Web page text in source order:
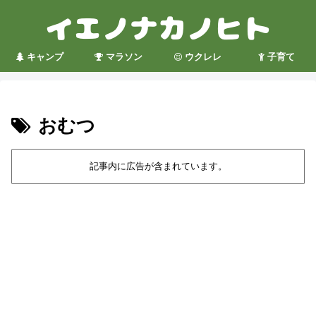
キャンプ マラソン ウクレレ 子育て
おむつ
記事内に広告が含まれています。